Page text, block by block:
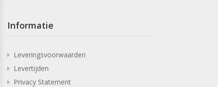
Informatie
Leveringsvoorwaarden
Levertijden
Privacy Statement